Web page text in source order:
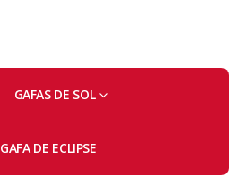
GAFAS DE SOL
GAFA DE ECLIPSE